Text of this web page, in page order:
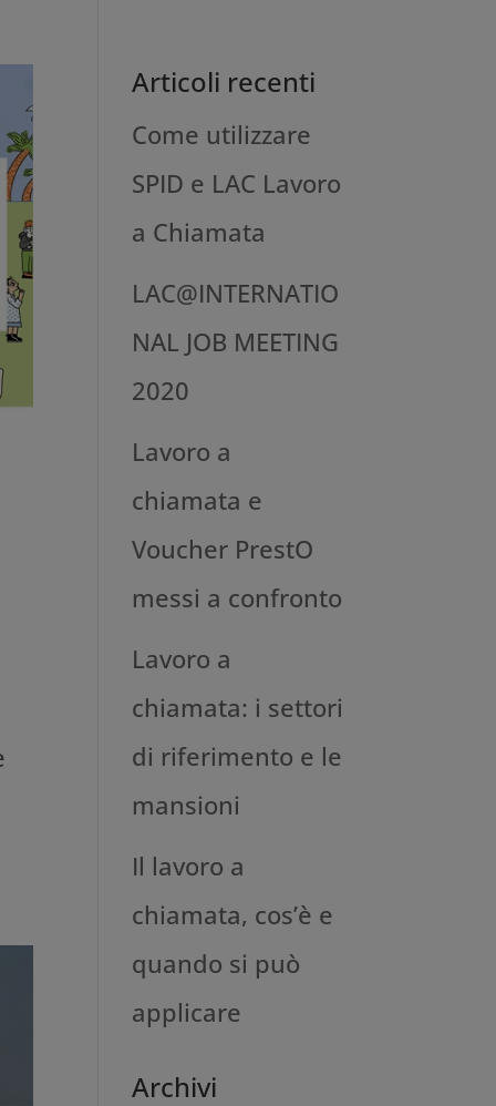
Articoli recenti
Come utilizzare
SPID‌ ‌e‌ LAC ‌Lavoro‌
‌a‌ ‌Chiamata
LAC@INTERNATIO
NAL JOB MEETING
2020
Lavoro a
chiamata e
Voucher PrestO
messi a confronto
Lavoro a
chiamata: i settori
di riferimento e le
mansioni
Il lavoro a
chiamata, cos’è e
quando si può
applicare
Archivi